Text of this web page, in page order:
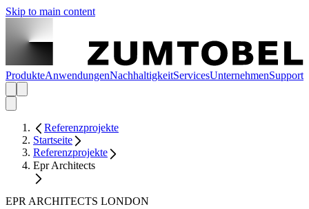
Skip to main content
ProdukteAnwendungenNachhaltigkeitServicesUnternehmenSupport
Referenzprojekte
Startseite
Referenzprojekte
Epr Architects
EPR ARCHITECTS LONDON